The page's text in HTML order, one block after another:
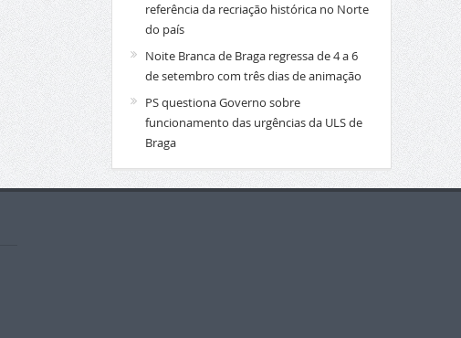
referência da recriação histórica no Norte
do país
Noite Branca de Braga regressa de 4 a 6
de setembro com três dias de animação
PS questiona Governo sobre
funcionamento das urgências da ULS de
Braga